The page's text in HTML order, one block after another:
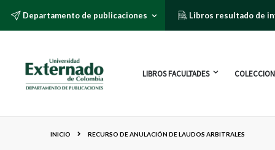
Departamento de publicaciones Libros resultado de
LIBROS FACULTADES
INICIO RECURSO DE ANULACIÓN DE LAUDOS ARBITRALES